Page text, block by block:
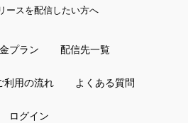
ースを配信したい方へ
プラン 配信先一覧
利用の流れ よくある質問
ログイン